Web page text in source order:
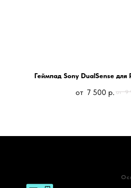
Геймпад Sony DualSense для
7 500 р. 9